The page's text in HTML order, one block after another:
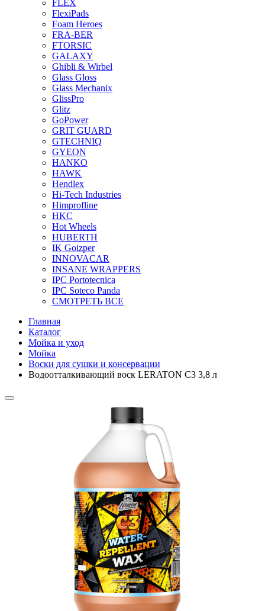
FLEX
FlexiPads
Foam Heroes
FRA-BER
FTORSIC
GALAXY
Ghibli & Wirbel
Glass Gloss
Glass Mechanix
GlissPro
Glitz
GoPower
GRIT GUARD
GTECHNIQ
GYEON
HANKO
HAWK
Hendlex
Hi-Tech Industries
Himprofline
HKC
Hot Wheels
HUBERTH
IK Goizper
INNOVACAR
INSANE WRAPPERS
IPC Portotecnica
IPC Soteco Panda
СМОТРЕТЬ ВСЕ
Главная
Каталог
Мойка и уход
Мойка
Воски для сушки и консервации
Водоотталкивающий воск LERATON C3 3,8 л